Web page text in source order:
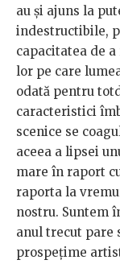
au și ajuns la
indestructibile,
capacitatea de
lor pe care
odată pentru
caracteristici
scenice se
aceea a lipsei
mare în raport
raporta la
nostru. Suntem
anul trecut pare
prospețime